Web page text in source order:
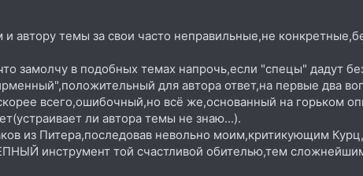
и автору темы за свои часто неправильные,не
замолчу в подобных темах напрочь,если "спецы" дадут
для автора ответ,на первые два
всего,ошибочный,но всё же,основанный на горьком
ли автора темы не знаю...).
из Питера,последовав невольно моим,критикующим
инструмент той счастливой обителью,тем